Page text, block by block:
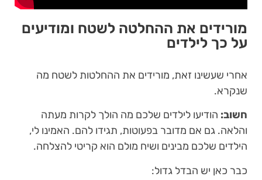
מורידים את ההחלטה לשטח ומודיעים
על כך לילדים
אחרי שעשינו זאת, מורידים את ההחלטות לשטח מה
שנקרא.
חשוב: הודיעו לילדים שלכם מה הולך לקרות מעתה
והלאה. גם אם מדובר בפעוטות, תגידו להם. האמינו לי,
הילדים שלכם מבינים ושיח מולם הוא קריטי להצלחה.
כבר כאן יש הבדל גדול: